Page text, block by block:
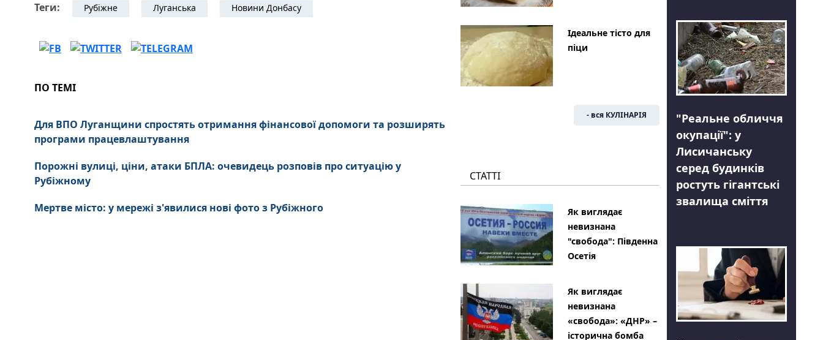
Теги: Рубіжне Луганська Новини Донбасу
ПО ТЕМІ
Для ВПО Луганщини спростять отримання фінансової допомоги та розширять
програми працевлаштування
Порожні вулиці, ціни, атаки БПЛА: очевидець розповів про ситуацію у
Рубіжному
Мертве місто: у мережі з'явилися нові фото з Рубіжного
Ідеальне тісто для
піци
- вся КУЛІНАРІЯ
СТАТТІ
Як виглядає
невизнана
"свобода": Південна
Осетія
Як виглядає
невизнана
«свобода»: «ДНР» –
історична бомба
"Реальне обличчя
окупації": у
Лисичанську
серед будинків
ростуть гігантські
звалища сміття